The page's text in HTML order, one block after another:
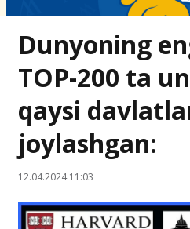
Dunyoning
TOP-200 ta
qaysi
joylashgan:
12.04.2024 11:03